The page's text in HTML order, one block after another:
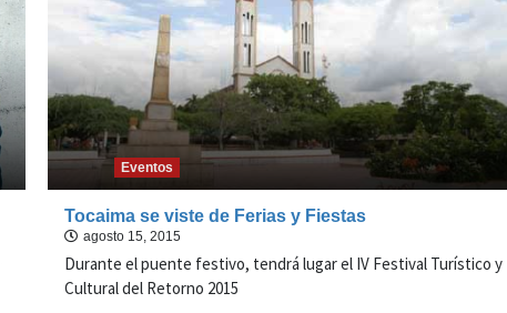
Eventos
Tocaima se viste de Ferias y Fiestas
agosto 15, 2015
Durante el puente festivo, tendrá lugar el IV Festival Turístico y
Cultural del Retorno 2015